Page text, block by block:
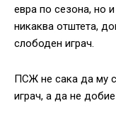
евра по сезона, но
никаква отштета,
слободен играч.
ПСЖ не сака да му
играч, а да не